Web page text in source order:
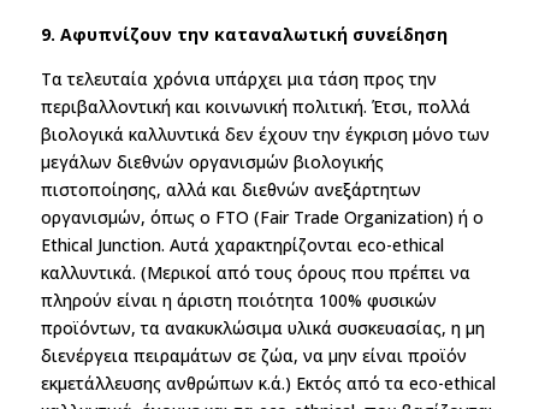
9. Αφυπνίζουν την καταναλωτική συνείδηση
Tα τελευταία χρόνια υπάρχει μια τάση προς την
περιβαλλοντική και κοινωνική πολιτική. Έτσι, πολλά
βιολογικά καλλυντικά δεν έχουν την έγκριση μόνο των
μεγάλων διεθνών οργανισμών βιολογικής
πιστοποίησης, αλλά και διεθνών ανεξάρτητων
οργανισμών, όπως o FTO (Fair Trade Organization) ή ο
Ethical Junction. Αυτά χαρακτηρίζονται ecο-ethical
καλλυντικά. (Mερικοί από τους όρους που πρέπει να
πληρούν είναι η άριστη ποιότητα 100% φυσικών
προϊόντων, τα ανακυκλώσιμα υλικά συσκευασίας, η μη
διενέργεια πειραμάτων σε ζώα, να μην είναι προϊόν
εκμετάλλευσης ανθρώπων κ.ά.) Εκτός από τα eco-ethical